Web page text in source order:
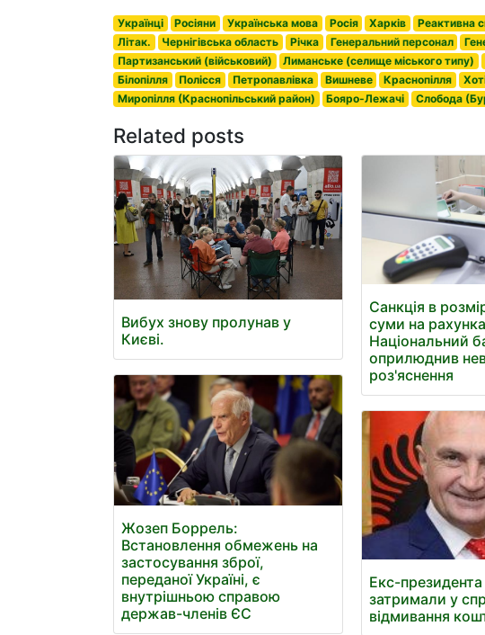
Українці Росіяни Українська мова Росія Харків Реактивна
Літак.
Чернігівська область Річка Генеральний персонал
Партизанський (військовий)
Лиманське (селище міського типу)
Білопілля
Полісся Петропавлівка Вишневе Краснопілля
Миропілля (Краснопільський район)
Бояро-Лежачі Слобода
Related posts
Вибух знову пролунав у
Києві.
Жозеп Боррель:
Встановлення обмежень на
застосування зброї,
переданої Україні, є
внутрішньою справою
держав-членів ЄС
Санкція в
суми на
Національний
оприлюднив
роз'яснення
Екс-президента
затримали у
відмивання